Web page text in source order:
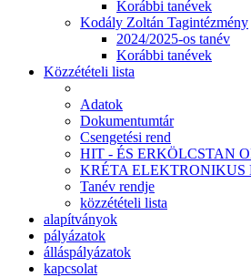
Korábbi tanévek
Kodály Zoltán Tagintézmény
2024/2025-os tanév
Korábbi tanévek
Közzétételi lista
Adatok
Dokumentumtár
Csengetési rend
HIT - ÉS ERKÖLCSTAN
KRÉTA ELEKTRONIKUS
Tanév rendje
közzétételi lista
alapítványok
pályázatok
álláspályázatok
kapcsolat